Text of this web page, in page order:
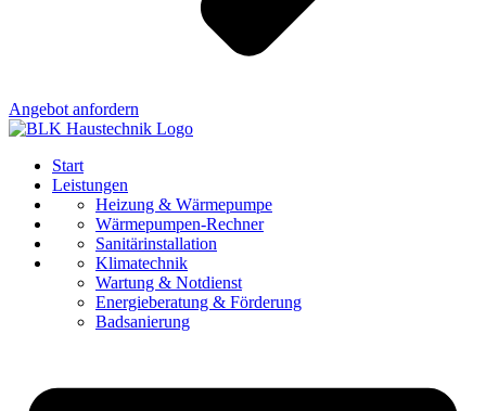
Angebot anfordern
Start
Leistungen
Heizung & Wärmepumpe
Wärmepumpen-Rechner
Sanitärinstallation
Klimatechnik
Wartung & Notdienst
Energieberatung & Förderung
Badsanierung
Referenzen
Über uns
Karriere
Kontakt